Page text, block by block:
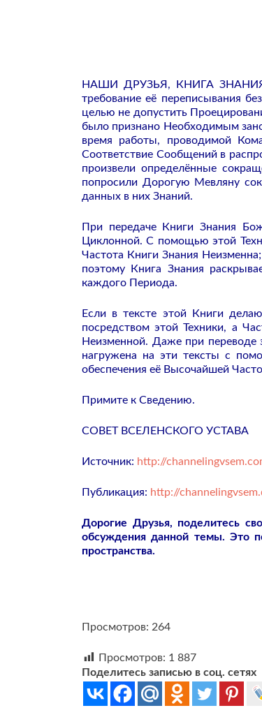
НАШИ ДРУЗЬЯ,
КНИГА ЗНАНИЯ
требование её переписывания
целью не допустить
было признано Необходимым
время работы, проводимой
Соответствие Сообщений в
произвели определённые
попросили Дорогую Мевляну
данных в них Знаний.
При передаче Книги Знания
Циклонной. С помощью этой
Частота Книги Знания
поэтому Книга Знания
каждого Периода.
Если в тексте этой Книги
посредством этой Техники, а
Неизменной. Даже при переводе
нагружена на эти тексты с
обеспечения её Высочайшей
Примите к Сведению.
СОВЕТ ВСЕЛЕНСКОГО УСТАВА
Источник: http://
Публикация: http://
Дорогие Друзья, поделитесь
обсуждения данной темы. Это
пространства.
Просмотров: 264
Просмотров: 1 887
Поделитесь записью в соц. сетях